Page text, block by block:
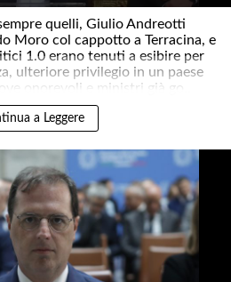
quelli, Giulio Andreotti
Moro col cappotto a Terracina, e
1.0 erano tenuti a esibire per
ulteriore privilegio in un paese
onorevoli e ministri già go..
a Leggere